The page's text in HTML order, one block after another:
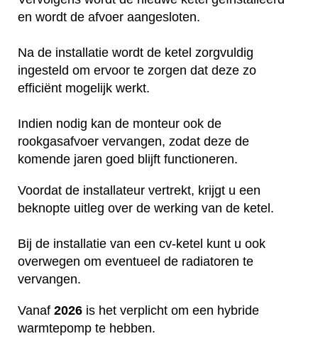
en wordt de afvoer aangesloten.
Na de installatie wordt de ketel zorgvuldig
ingesteld om ervoor te zorgen dat deze zo
efficiënt mogelijk werkt.
Indien nodig kan de monteur ook de
rookgasafvoer vervangen, zodat deze de
komende jaren goed blijft functioneren.
Voordat de installateur vertrekt, krijgt u een
beknopte uitleg over de werking van de ketel.
Bij de installatie van een cv-ketel kunt u ook
overwegen om eventueel de radiatoren te
vervangen.
Vanaf 2026 is het verplicht om een hybride
warmtepomp te hebben.